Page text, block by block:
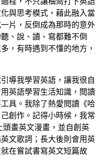
與思考模式，藉此融入當
片，反倒成為那時的意外
、說、讀、寫都難不倒
，有時遇到不懂的地方，
導我學習英語，讓我很自
英語學習生活知識，閱讀
具。我除了熱愛閱讀《哈
創作。記得小時候，我常
畫英文漫畫，並自創英
文歌詞；長大後則會用英
在嘗試書寫英文短篇故